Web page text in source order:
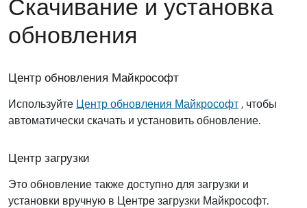
обновления
Центр обновления Майкрософт
Используйте Центр обновления Майкрософт , чтобы
автоматически скачать и установить обновление.
Центр загрузки
Это обновление также доступно для загрузки и
установки вручную в Центре загрузки Майкрософт.